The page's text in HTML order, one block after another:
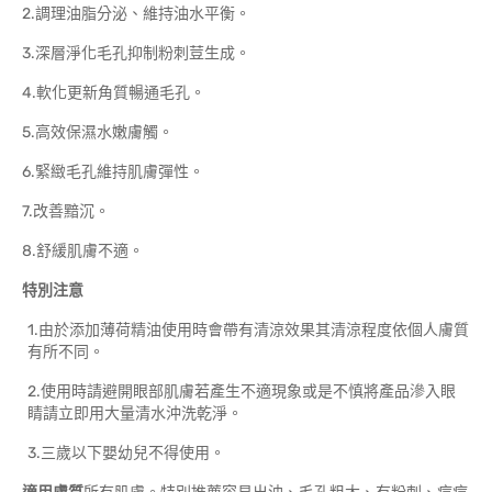
2.調理油脂分泌、維持油水平衡。
3.深層淨化毛孔抑制粉刺荳生成。
4.軟化更新角質暢通毛孔。
5.高效保濕水嫩膚觸。
6.緊緻毛孔維持肌膚彈性。
7.改善黯沉。
8.舒緩肌膚不適。
特別注意
1.由於添加薄荷精油使用時會帶有清涼效果其清涼程度依個人膚質
有所不同。
2.使用時請避開眼部肌膚若產生不適現象或是不慎將產品滲入眼
睛請立即用大量清水沖洗乾淨。
3.三歲以下嬰幼兒不得使用。